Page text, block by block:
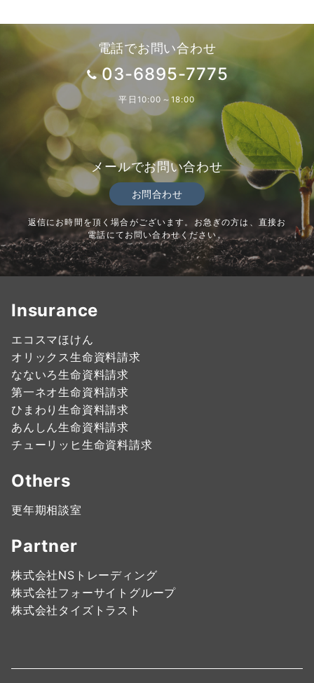
電話でお問い合わせ
03-6895-7775
平日10:00～18:00
メールでお問い合わせ
お問合わせ
返信にお時間を頂く場合がございます。お急ぎの方は、直接お
電話にてお問い合わせください。
Insurance
エコスマほけん
オリックス生命資料請求
なないろ生命資料請求
第一ネオ生命資料請求
ひまわり生命資料請求
あんしん生命資料請求
チューリッヒ生命資料請求
Others
更年期相談室
Partner
株式会社NSトレーディング
株式会社フォーサイトグループ
株式会社タイズトラスト